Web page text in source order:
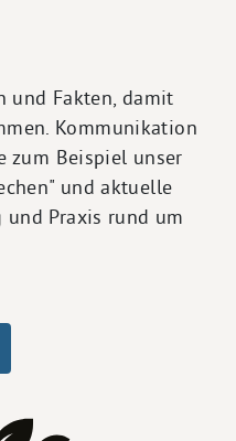
und Fakten, damit
Kommunikation
zum Beispiel unser
und aktuelle
und Praxis rund um